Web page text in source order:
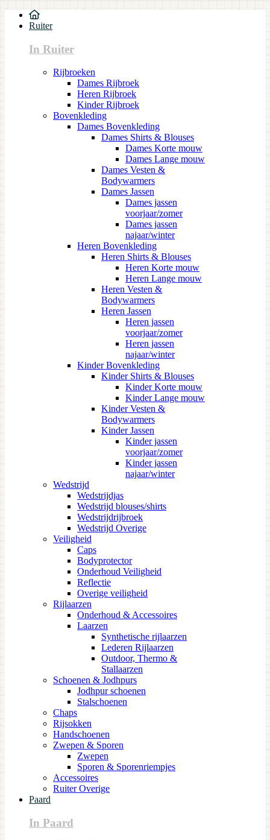
Ruiter
In Ruiter
Rijbroeken
Dames Rijbroek
Heren Rijbroek
Kinder Rijbroek
Bovenkleding
Dames Bovenkleding
Dames Shirts & Blouses
Dames Korte mouw
Dames Lange mouw
Dames Vesten &
Bodywarmers
Dames Jassen
Dames jassen
voorjaar/zomer
Dames jassen
najaar/winter
Heren Bovenkleding
Heren Shirts & Blouses
Heren Korte mouw
Heren Lange mouw
Heren Vesten &
Bodywarmers
Heren Jassen
Heren jassen
voorjaar/zomer
Heren jassen
najaar/winter
Kinder Bovenkleding
Kinder Shirts & Blouses
Kinder Korte mouw
Kinder Lange mouw
Kinder Vesten &
Bodywarmers
Kinder Jassen
Kinder jassen
voorjaar/zomer
Kinder jassen
najaar/winter
Wedstrijd
Wedstrijdjas
Wedstrijd blouses/shirts
Wedstrijdrijbroek
Wedstrijd Overige
Veiligheid
Caps
Bodyprotector
Onderhoud Veiligheid
Reflectie
Overige veiligheid
Rijlaarzen
Onderhoud & Accessoires
Laarzen
Synthetische rijlaarzen
Lederen Rijlaarzen
Outdoor, Thermo &
Stallaarzen
Schoenen & Jodhpurs
Jodhpur schoenen
Stalschoenen
Chaps
Rijsokken
Handschoenen
Zwepen & Sporen
Zwepen
Sporen & Sporenriempjes
Accessoires
Ruiter Overige
Paard
In Paard